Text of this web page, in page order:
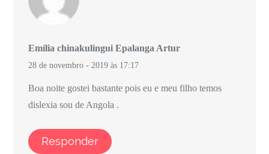
Emília chinakulingui Epalanga Artur
28 de novembro - 2019 às 17:17
Boa noite gostei bastante pois eu e meu filho temos
dislexia sou de Angola .
Responder